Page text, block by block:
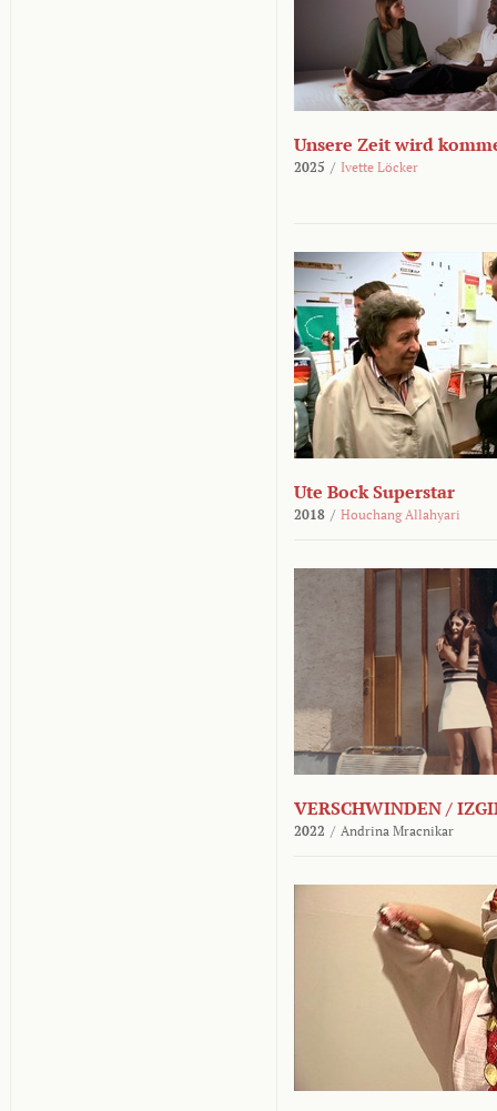
Unsere Zeit wird
2025 / Ivette Löcker
Ute Bock Superstar
2018 / Houchang Allahyari
VERSCHWINDEN /
2022 / Andrina Mracnikar